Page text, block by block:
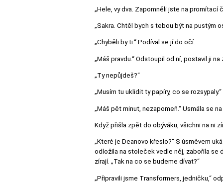
„Hele, vy dva. Zapomněli jste na
„Sakra. Chtěl bych s tebou být na pustým
„Chyběli by ti.“ Podíval se jí do očí.
„Máš pravdu.“ Odstoupil od ní, postavil ji
„Ty nepůjdeš?“
„Musím tu uklidit ty papíry, co se rozsypaly.“
„Máš pět minut, nezapomeň.“ Usmála se
Když přišla zpět do obýváku, všichni na ni
„Které je Deanovo křeslo?“ S úsměvem
odložila na stoleček vedle něj, zabořila se
zírají. „Tak na co se budeme dívat?“
„Připravili jsme Transformers, jedničku,“